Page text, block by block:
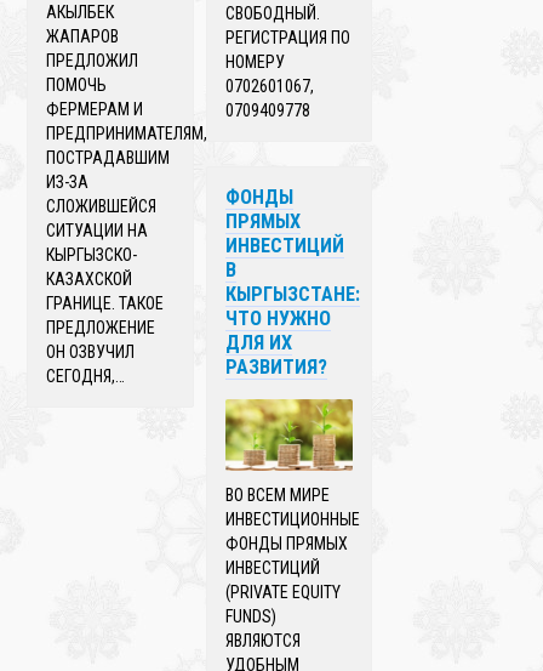
АКЫЛБЕК
ЖАПАРОВ
ПРЕДЛОЖИЛ
ПОМОЧЬ
ФЕРМЕРАМ И
ПРЕДПРИНИМАТЕЛЯМ,
ПОСТРАДАВШИМ
ИЗ-ЗА
СЛОЖИВШЕЙСЯ
СИТУАЦИИ НА
КЫРГЫЗСКО-
КАЗАХСКОЙ
ГРАНИЦЕ. ТАКОЕ
ПРЕДЛОЖЕНИЕ
ОН ОЗВУЧИЛ
СЕГОДНЯ,…
СВОБОДНЫЙ.
РЕГИСТРАЦИЯ ПО
НОМЕРУ
0702601067,
0709409778
ФОНДЫ
ПРЯМЫХ
ИНВЕСТИЦИЙ
В
КЫРГЫЗСТАНЕ:
ЧТО НУЖНО
ДЛЯ ИХ
РАЗВИТИЯ?
ВО ВСЕМ МИРЕ
ИНВЕСТИЦИОННЫЕ
ФОНДЫ ПРЯМЫХ
ИНВЕСТИЦИЙ
(PRIVATE EQUITY
FUNDS)
ЯВЛЯЮТСЯ
УДОБНЫМ